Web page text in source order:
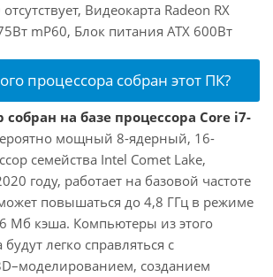
Видеокарта Radeon RX
mP60, Блок питания ATX 600Вт
процессора собран этот ПК?
на базе процессора Core i7-
мощный 8-ядерный, 16-
семейства Intel Comet Lake,
году, работает на базовой частоте
повышаться до 4,8 ГГц в режиме
Мб кэша. Компьютеры из этого
легко справляться с
созданием